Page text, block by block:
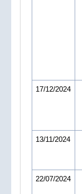
17/12/2024
13/11/2024
22/07/2024